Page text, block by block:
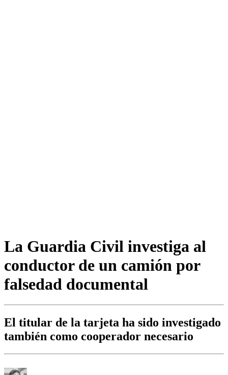
La Guardia Civil investiga al
conductor de un camión por
falsedad documental
El titular de la tarjeta ha sido investigado
también como cooperador necesario